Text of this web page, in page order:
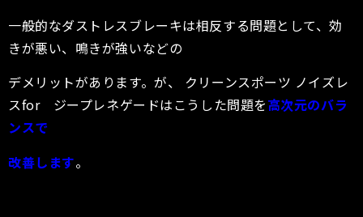
一般的なダストレスブレーキは相反する問題として、効
きが悪い、鳴きが強いなどの
デメリットがあります。が、
クリーンスポーツ ノイズレ
スfor ジープレネゲードはこうした問題を高次元のバラ
ンスで
改善します。